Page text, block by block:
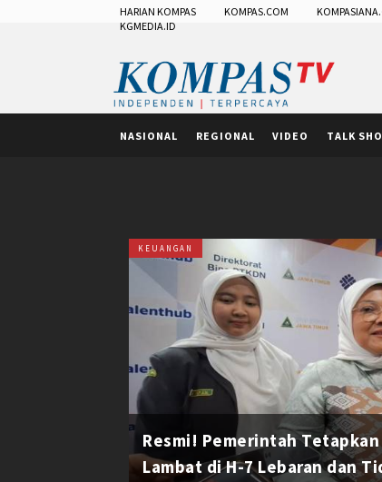
HARIAN KOMPAS KOMPAS.COM
KGMEDIA.ID
NASIONAL REGIONAL VIDEO TALK
KEUANGAN
Resmi! Pemerintah Tetapkan
Lambat di H-7 Lebaran dan